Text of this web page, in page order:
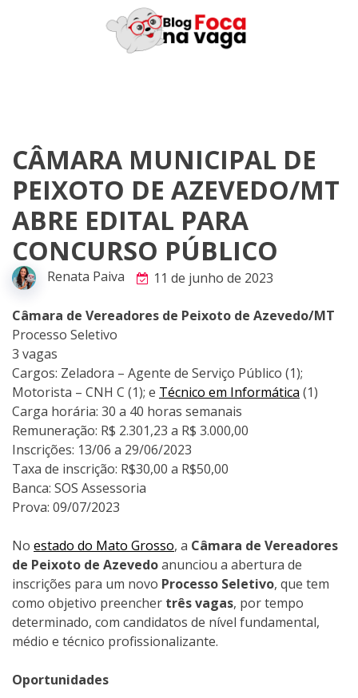
CÂMARA MUNICIPAL DE
PEIXOTO DE AZEVEDO/MT
ABRE EDITAL PARA
CONCURSO PÚBLICO
Renata Paiva 11 de junho de 2023
Câmara de Vereadores de Peixoto de Azevedo/MT
Processo Seletivo
3 vagas
Cargos: Zeladora – Agente de Serviço Público (1);
Motorista – CNH C (1); e Técnico em Informática (1)
Carga horária: 30 a 40 horas semanais
Remuneração: R$ 2.301,23 a R$ 3.000,00
Inscrições: 13/06 a 29/06/2023
Taxa de inscrição: R$30,00 a R$50,00
Banca: SOS Assessoria
Prova: 09/07/2023
No estado do Mato Grosso, a Câmara de Vereadores
de Peixoto de Azevedoanunciou a abertura de
inscrições para um novo Processo Seletivo, que tem
como objetivo preencher três vagas, por tempo
determinado, com candidatos de nível fundamental,
médio e técnico profissionalizante.
Oportunidades